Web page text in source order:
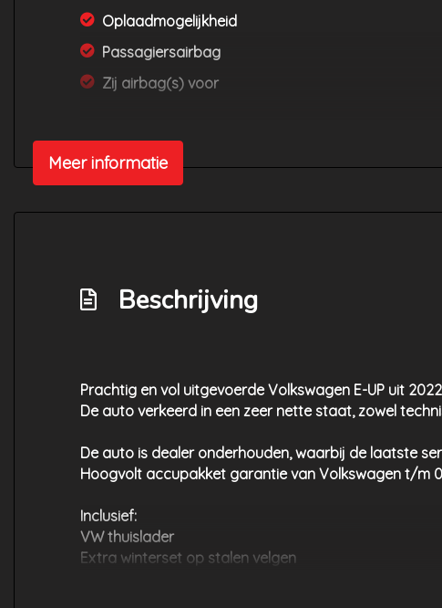
Oplaadmogelijkheid
Passagiersairbag
Zij airbag(s) voor
Meer informatie
Beschrijving
Prachtig en vol uitgevoerde Volkswagen E-UP uit
De auto verkeerd in een zeer nette staat, zowel
De auto is dealer onderhouden, waarbij de laatste
Hoogvolt accupakket garantie van Volkswagen t/m
Inclusief:
VW thuislader
Extra winterset op stalen velgen